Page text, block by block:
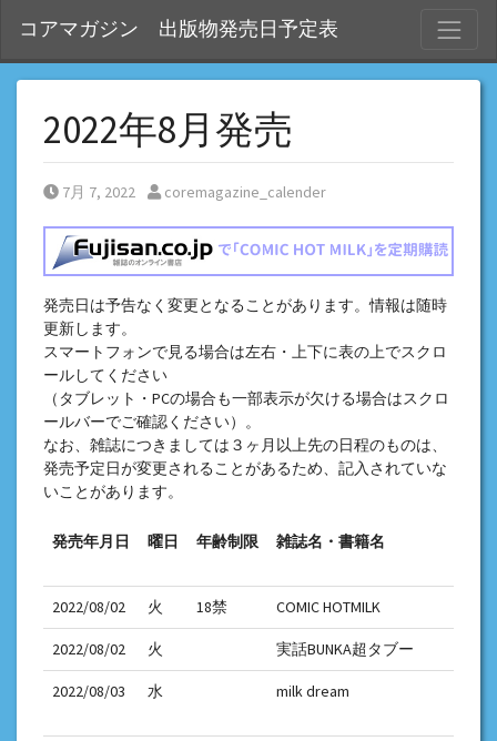
コアマガジン 出版物発売日予定表
2022年8月発売
Posted on
7月 7, 2022 Posted by
coremagazine_calender
発売日は予告なく変更となることがあります。情報は随時
更新します。
スマートフォンで見る場合は左右・上下に表の上でスクロ
ールしてください
（タブレット・PCの場合も一部表示が欠ける場合はスクロ
ールバーでご確認ください）。
なお、雑誌につきましては３ヶ月以上先の日程のものは、
発売予定日が変更されることがあるため、記入されていな
いことがあります。
発売年月日 曜日 年齢制限 雑誌名・書籍名
2022/08/02 火 18禁 COMIC HOTMILK
2022/08/02 火 実話BUNKA超タブー
2022/08/03 水 milk dream